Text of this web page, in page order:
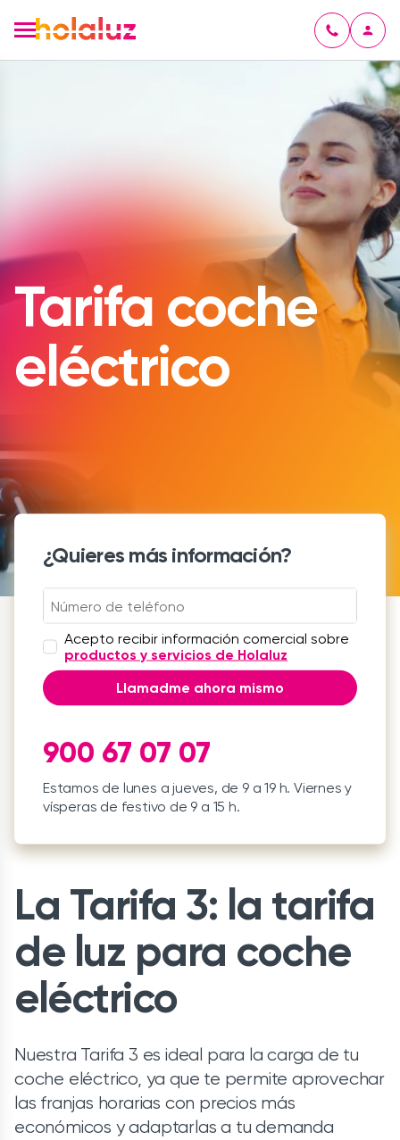
Tarifa coche
eléctrico
¿Quieres más información?
Acepto recibir información comercial sobre
productos y servicios de Holaluz
Llamadme ahora mismo
900 67 07 07
Estamos de lunes a jueves, de 9 a 19 h. Viernes y
vísperas de festivo de 9 a 15 h.
La Tarifa 3: la tarifa
de luz para coche
eléctrico
Nuestra Tarifa 3 es ideal para la carga de tu
coche eléctrico, ya que te permite aprovechar
las franjas horarias con precios más
económicos y adaptarlas a tu demanda